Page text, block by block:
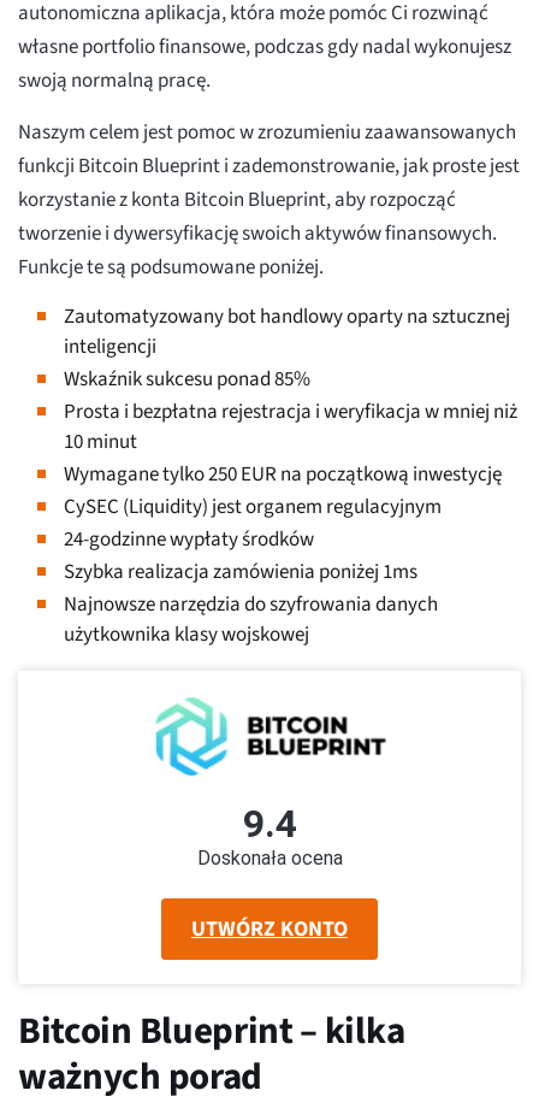
autonomiczna aplikacja, która może pomóc Ci rozwinąć
własne portfolio finansowe, podczas gdy nadal wykonujesz
swoją normalną pracę.
Naszym celem jest pomoc w zrozumieniu zaawansowanych
funkcji Bitcoin Blueprint i zademonstrowanie, jak proste jest
korzystanie z konta Bitcoin Blueprint, aby rozpocząć
tworzenie i dywersyfikację swoich aktywów finansowych.
Funkcje te są podsumowane poniżej.
Zautomatyzowany bot handlowy oparty na sztucznej
inteligencji
Wskaźnik sukcesu ponad 85%
Prosta i bezpłatna rejestracja i weryfikacja w mniej niż
10 minut
Wymagane tylko 250 EUR na początkową inwestycję
CySEC (Liquidity) jest organem regulacyjnym
24-godzinne wypłaty środków
Szybka realizacja zamówienia poniżej 1ms
Najnowsze narzędzia do szyfrowania danych
użytkownika klasy wojskowej
9.4
Doskonała ocena
UTWÓRZ KONTO
Bitcoin Blueprint – kilka
ważnych porad